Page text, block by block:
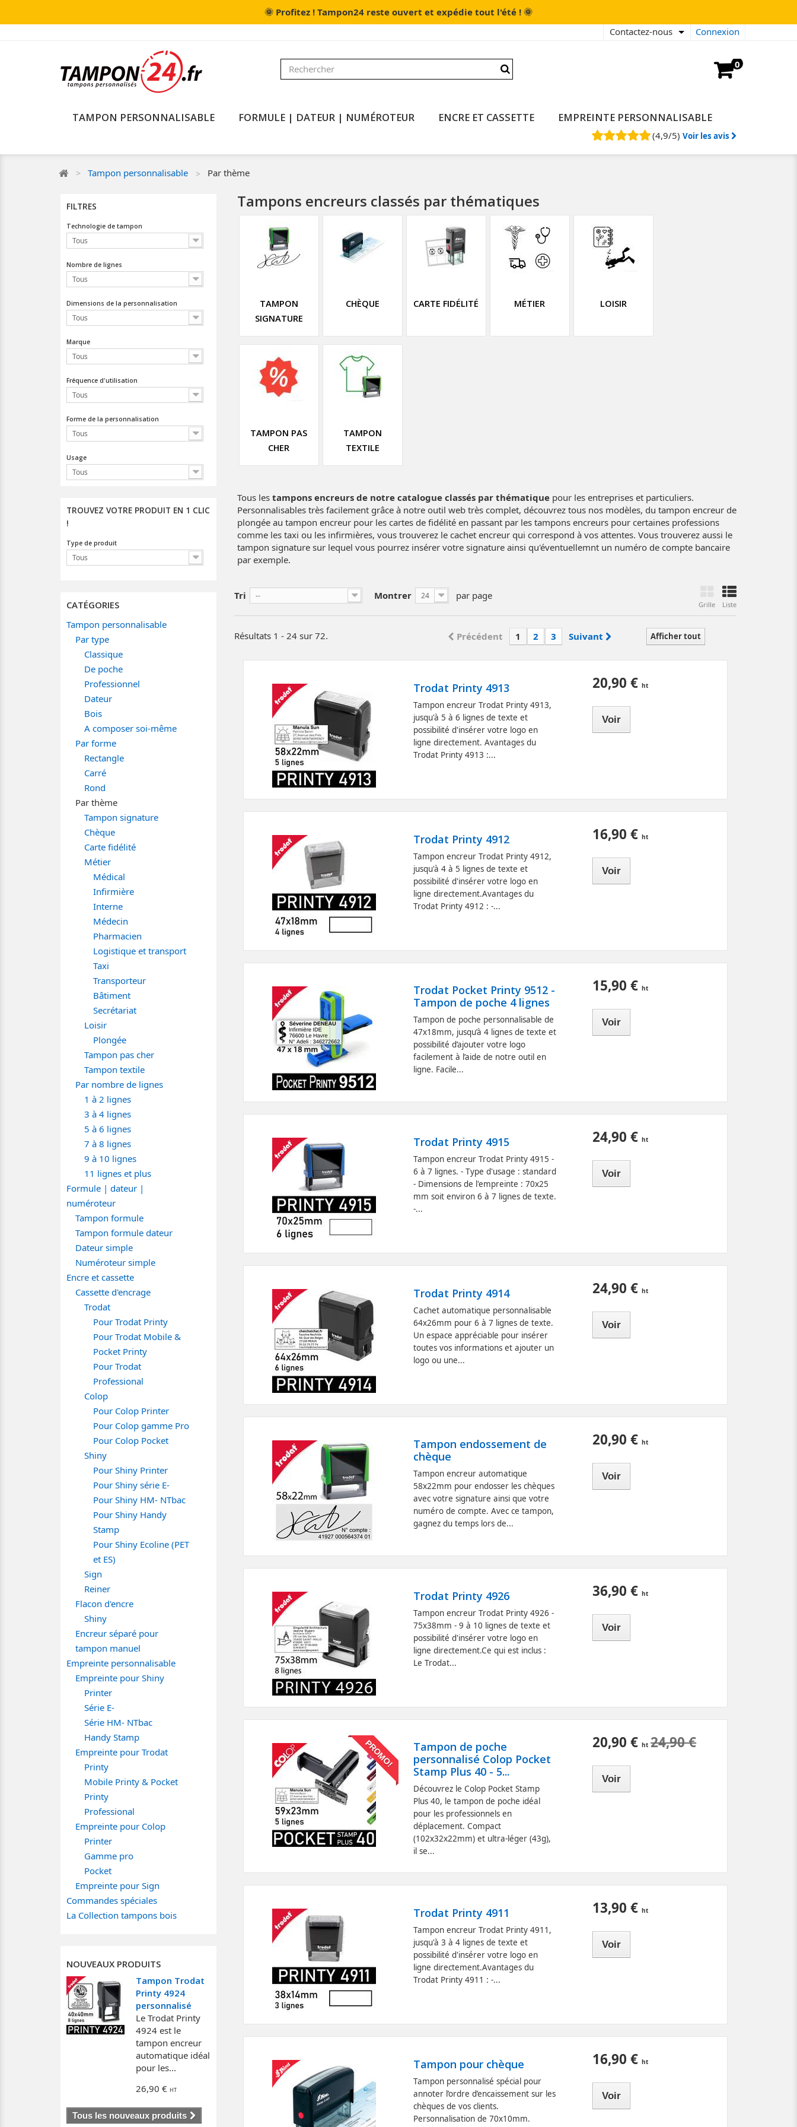
🌞 Profitez ! Tampon24 reste ouvert et expédie tout l'été ! 🌞
Connexion
Contactez-nous
0
TAMPON PERSONNALISABLE FORMULE | DATEUR | NUMÉROTEUR ENCRE ET CASSETTE EMPREINTE PERSONNALISABLE
(4,9/5) Voir les avis
Tampon personnalisable Par thème
FILTRES
Technologie de tampon
Tous
Nombre de lignes
Tous
Dimensions de la personnalisation
Tous
Marque
Tous
Fréquence d'utilisation
Tous
Forme de la personnalisation
Tous
Usage
Tous
TROUVEZ VOTRE PRODUIT EN 1 CLIC
!
Type de produit
Tous
CATÉGORIES
Tampon personnalisable
Par type
Classique
De poche
Professionnel
Dateur
Bois
A composer soi-même
Par forme
Rectangle
Carré
Rond
Par thème
Tampon signature
Chèque
Carte fidélité
Métier
Médical
Infirmière
Interne
Médecin
Pharmacien
Logistique et transport
Taxi
Transporteur
Bâtiment
Secrétariat
Loisir
Plongée
Tampon pas cher
Tampon textile
Par nombre de lignes
1 à 2 lignes
3 à 4 lignes
5 à 6 lignes
7 à 8 lignes
9 à 10 lignes
11 lignes et plus
Formule | dateur |
numéroteur
Tampon formule
Tampon formule dateur
Dateur simple
Numéroteur simple
Encre et cassette
Cassette d'encrage
Trodat
Pour Trodat Printy
Pour Trodat Mobile &
Pocket Printy
Pour Trodat
Professional
Colop
Pour Colop Printer
Pour Colop gamme Pro
Pour Colop Pocket
Shiny
Pour Shiny Printer
Pour Shiny série E-
Pour Shiny HM- NTbac
Pour Shiny Handy
Stamp
Pour Shiny Ecoline (PET
et ES)
Sign
Reiner
Flacon d'encre
Shiny
Encreur séparé pour
tampon manuel
Empreinte personnalisable
Empreinte pour Shiny
Printer
Série E-
Série HM- NTbac
Handy Stamp
Empreinte pour Trodat
Printy
Mobile Printy & Pocket
Printy
Professional
Empreinte pour Colop
Printer
Gamme pro
Pocket
Empreinte pour Sign
Commandes spéciales
La Collection tampons bois
NOUVEAUX PRODUITS
Tampon Trodat
Printy 4924
personnalisé
Le Trodat Printy
4924 est le
tampon encreur
automatique idéal
pour les...
26,90 €
Tous les nouveaux produits
Tampons encreurs classés par thématiques
TAMPON
SIGNATURE
CHÈQUE CARTE FIDÉLITÉ MÉTIER LOISIR
TAMPON PAS
CHER
TAMPON
TEXTILE
Tous les tampons encreurs de notre catalogue classés par thématiquepour les entreprises et particuliers.
Personnalisables très facilement grâce à notre outil web très complet, découvrez tous nos modèles, du tampon encreur de
plongée au tampon encreur pour les cartes de fidélité en passant par les tampons encreurs pour certaines professions
comme les taxi ou les infirmières, vous trouverez le cachet encreur qui correspond à vos attentes. Vous trouverez aussi le
tampon signature sur lequel vous pourrez insérer votre signature ainsi qu'éventuellemnt un numéro de compte bancaire
par exemple.
Grille Liste
Tri -- Montrer 24 par page
Afficher tout
Précédent 1 2 3 Suivant
Résultats 1 - 24 sur 72.
Trodat Printy 4913
Tampon encreur Trodat Printy 4913,
jusqu'à 5 à 6 lignes de texte et
possibilité d'insérer votre logo en
ligne directement. Avantages du
Trodat Printy 4913 :...
20,90 €
Voir
Trodat Printy 4912
Tampon encreur Trodat Printy 4912,
jusqu'à 4 à 5 lignes de texte et
possibilité d'insérer votre logo en
ligne directement.Avantages du
Trodat Printy 4912 : -...
16,90 €
Voir
Trodat Pocket Printy 9512 -
Tampon de poche 4 lignes
Tampon de poche personnalisable de
47x18mm, jusqu’à 4 lignes de texte et
possibilité d’ajouter votre logo
facilement à l’aide de notre outil en
ligne. Facile...
15,90 €
Voir
Trodat Printy 4915
Tampon encreur Trodat Printy 4915 -
6 à 7 lignes. - Type d'usage : standard
- Dimensions de l'empreinte : 70x25
mm soit environ 6 à 7 lignes de texte.
-...
24,90 €
Voir
Trodat Printy 4914
Cachet automatique personnalisable
64x26mm pour 6 à 7 lignes de texte.
Un espace appréciable pour insérer
toutes vos informations et ajouter un
logo ou une...
24,90 €
Voir
Tampon endossement de
chèque
Tampon encreur automatique
58x22mm pour endosser les chèques
avec votre signature ainsi que votre
numéro de compte. Avec ce tampon,
gagnez du temps lors de...
20,90 €
Voir
Trodat Printy 4926
Tampon encreur Trodat Printy 4926 -
75x38mm - 9 à 10 lignes de texte et
possibilité d'insérer votre logo en
ligne directement.Ce qui est inclus :
Le Trodat...
36,90 €
Voir
PROMO!
Tampon de poche
personnalisé Colop Pocket
Stamp Plus 40 - 5...
Découvrez le Colop Pocket Stamp
Plus 40, le tampon de poche idéal
pour les professionnels en
déplacement. Compact
(102x32x22mm) et ultra-léger (43g),
il se...
20,90 € 24,90 €
Voir
Trodat Printy 4911
Tampon encreur Trodat Printy 4911,
jusqu'à 3 à 4 lignes de texte et
possibilité d'insérer votre logo en
ligne directement.Avantages du
Trodat Printy 4911 : -...
13,90 €
Voir
Tampon pour chèque
Tampon personnalisé spécial pour
annoter l’ordre d’encaissement sur les
chèques de vos clients.
Personnalisation de 70x10mm.
16,90 €
Voir